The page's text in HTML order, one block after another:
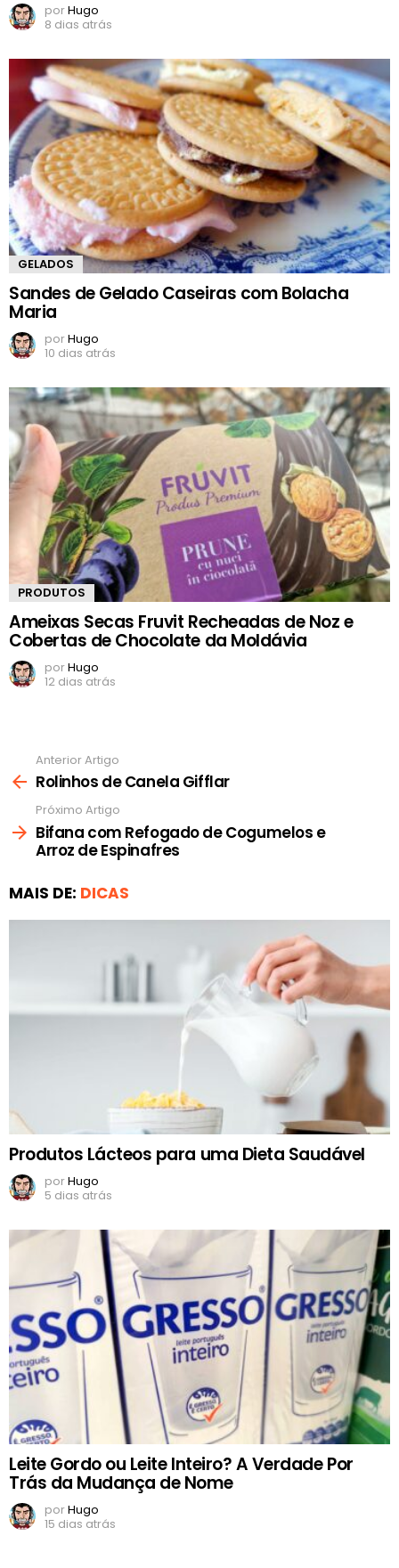
porHugo
8 dias atrás
GELADOS
Sandes de Gelado Caseiras com Bolacha
Maria
porHugo
10 dias atrás
PRODUTOS
Ameixas Secas Fruvit Recheadas de Noz e
Cobertas de Chocolate da Moldávia
porHugo
12 dias atrás
mais
Anterior Artigo
Rolinhos de Canela Gifflar
Próximo Artigo
Bifana com Refogado de Cogumelos e
Arroz de Espinafres
MAIS DE: DICAS
Produtos Lácteos para uma Dieta Saudável
porHugo
5 dias atrás
Leite Gordo ou Leite Inteiro? A Verdade Por
Trás da Mudança de Nome
porHugo
15 dias atrás